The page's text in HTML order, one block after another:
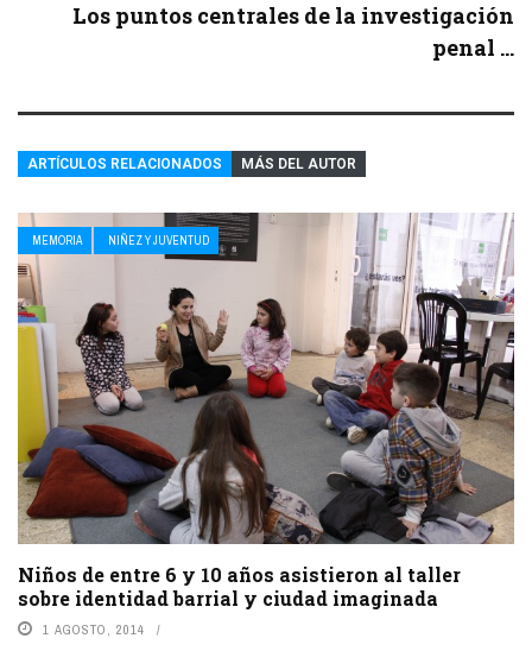
Los puntos centrales de la investigación
penal ...
ARTÍCULOS RELACIONADOS MÁS DEL AUTOR
MEMORIA NIÑEZ Y JUVENTUD
Niños de entre 6 y 10 años asistieron al taller
sobre identidad barrial y ciudad imaginada
1 AGOSTO, 2014